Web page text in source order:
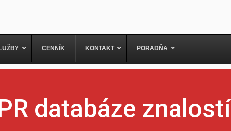
CENNÍK KONTAKT PORADŇA
databáze znalostí